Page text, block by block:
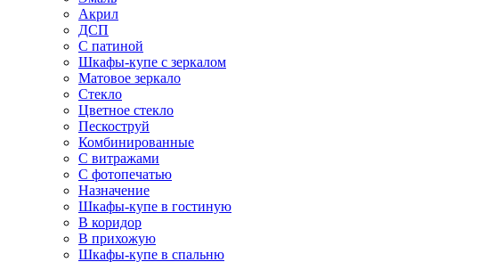
Акрил
ДСП
С патиной
Шкафы-купе с зеркалом
Матовое зеркало
Стекло
Цветное стекло
Пескоструй
Комбинированные
С витражами
С фотопечатью
Назначение
Шкафы-купе в гостиную
В коридор
В прихожую
Шкафы-купе в спальню